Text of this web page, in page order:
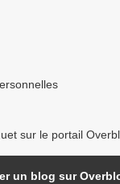
la
à
sur le portail
un blog sur